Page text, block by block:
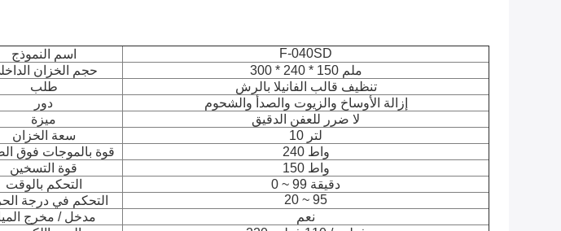
اسم النموذج
F-040SD
حجم الخزان
300 * 240 * 150 ملم
طلب
تنظيف قالب الفانيلا بالرش
دور
إزالة الأوساخ والزيوت والصدأ والشحوم
ميزة
لا ضرر للعفن الدقيق
سعة الخزان
10 لتر
قوة بالموجات فوق
240 واط
قوة التسخين
150 واط
التحكم بالوقت
0 ~ 99 دقيقة
التحكم في درجة
20 ~ 95
مدخل / مخرج
نعم